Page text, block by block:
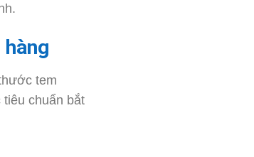
tem
chuẩn bắt